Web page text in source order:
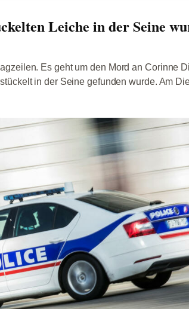
Leiche in der Seine
Es geht um den Mord an Corinne
in der Seine gefunden wurde. Am